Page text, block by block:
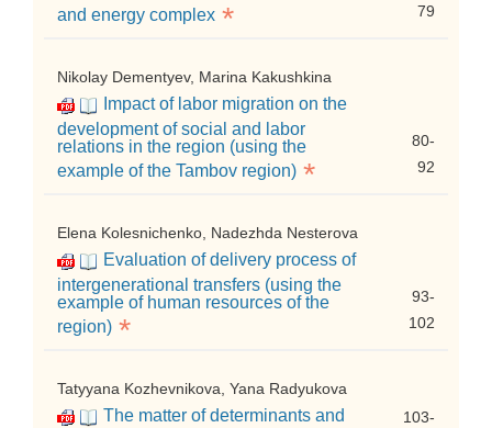
and energy complex * 79
Nikolay Dementyev, Marina Kakushkina
Impact of labor migration on the
development of social and labor
relations in the region (using the
example of the Tambov region) *
80-
92
Elena Kolesnichenko, Nadezhda Nesterova
Evaluation of delivery process of
intergenerational transfers (using the
example of human resources of the
region) *
93-
102
Tatyyana Kozhevnikova, Yana Radyukova
The matter of determinants and
103-